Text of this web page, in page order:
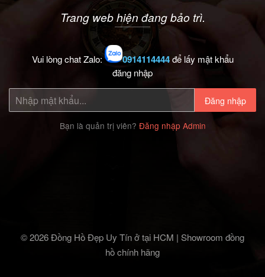
Trang web hiện đang bảo trì.
Vui lòng chat Zalo: 0914114444để lấy mật khẩu
đăng nhập
Đăng nhập
Bạn là quản trị viên? Đăng nhập Admin
© 2026 Đồng Hồ Đẹp Uy Tín ở tại HCM | Showroom đồng
hồ chính hãng‎